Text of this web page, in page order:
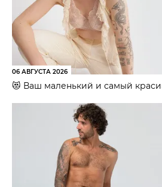
06 АВГУСТА 2026
😻 Ваш маленький и самый